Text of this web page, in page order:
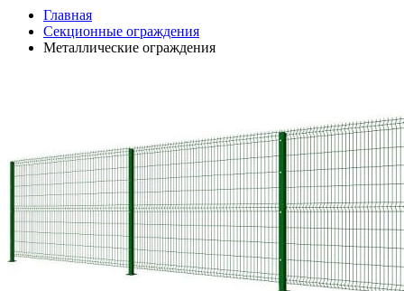
Главная
Секционные ограждения
Металлические ограждения